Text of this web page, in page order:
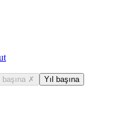
✗ Yıl başına